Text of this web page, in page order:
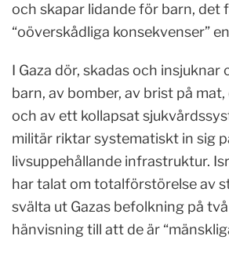
och skapar lidande för barn, det
“oöverskådliga konsekvenser”
I Gaza dör, skadas och insjuknar
barn, av bomber, av brist på
och av ett kollapsat
militär riktar systematiskt in sig
livsuppehållande infrastruktur.
har talat om totalförstörelse av
svälta ut Gazas befolkning på
hänvisning till att de är